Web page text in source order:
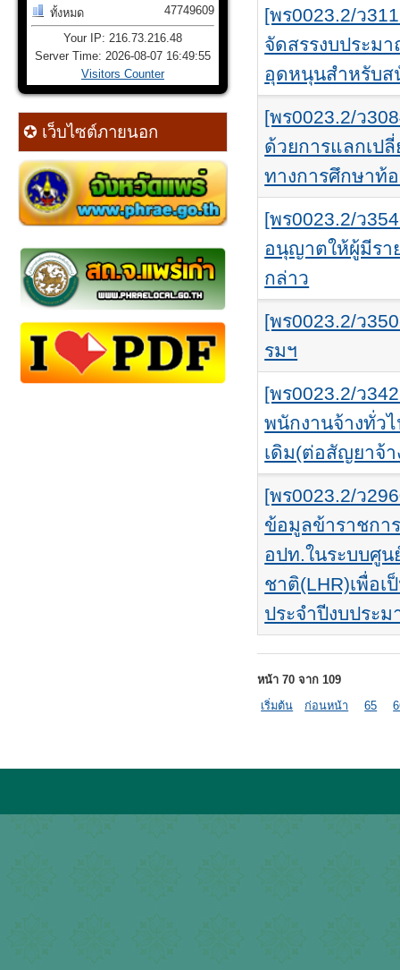
ทั้งหมด
47749609
Your IP: 216.73.216.48
Server Time: 2026-08-07 16:49:55
Visitors Counter
✪ เว็บไซต์ภายนอก
[พร0023.2/ว
จัดสรรงบประม
อุดหนุนสำหรับส
[พร0023.2/ว
ด้วยการแลกเป
ทางการศึกษาท้
[พร0023.2/ว
อนุญาตให้ผู้มีรา
กล่าว
[พร0023.2/ว
รมฯ
[พร0023.2/ว
พนักงานจ้างทั่ว
เดิม(ต่อสัญยาจ้
[พร0023.2/ว
ข้อมูลข้าราชกา
อปท.ในระบบศู
ชาติ(LHR)เพื่อ
ประจำปีงบประ
หน้า 70 จาก 109
เริ่มต้น
ก่อนหน้า 65